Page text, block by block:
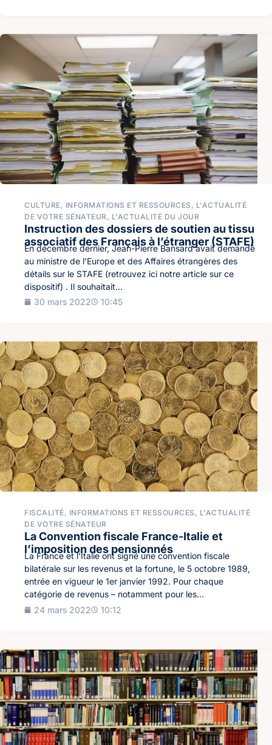
CULTURE, INFORMATIONS ET RESSOURCES , L'ACTUALITÉ
DE VOTRE SÉNATEUR , L'ACTUALITÉ DU JOUR
Instruction des dossiers de soutien au tissu
associatif des Français à l’étranger (STAFE)
En décembre dernier, Jean-Pierre Bansard avait demandé
au ministre de l’Europe et des Affaires étrangères des
détails sur le STAFE (retrouvez ici notre article sur ce
dispositif) . Il souhaitait...
30 mars 2022
10:45
FISCALITÉ, INFORMATIONS ET RESSOURCES , L'ACTUALITÉ
DE VOTRE SÉNATEUR
La Convention fiscale France-Italie et
l’imposition des pensionnés
La France et l’Italie ont signé une convention fiscale
bilatérale sur les revenus et la fortune, le 5 octobre 1989,
entrée en vigueur le 1er janvier 1992. Pour chaque
catégorie de revenus – notamment pour les...
24 mars 2022
10:12